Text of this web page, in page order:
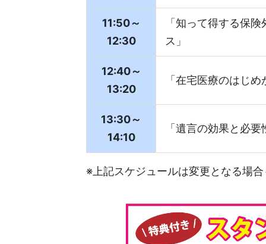
11:50～
12:30
「知って得する保険
ス」
12:40～
13:20
「在宅医療のはじめ
13:30～
14:10
「遺言の効果と必要
※上記スケジュールは変更となる場